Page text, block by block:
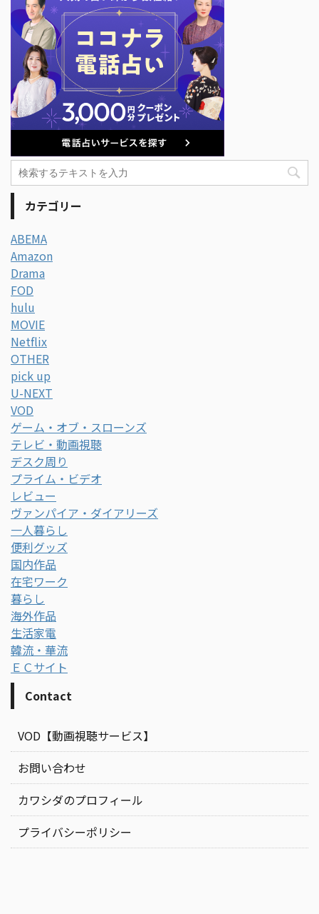
カテゴリー
ABEMA
Amazon
Drama
FOD
hulu
MOVIE
Netflix
OTHER
pick up
U-NEXT
VOD
ゲーム・オブ・スローンズ
テレビ・動画視聴
デスク周り
プライム・ビデオ
レビュー
ヴァンパイア・ダイアリーズ
一人暮らし
便利グッズ
国内作品
在宅ワーク
暮らし
海外作品
生活家電
韓流・華流
ＥＣサイト
Contact
VOD【動画視聴サービス】
お問い合わせ
カワシダのプロフィール
プライバシーポリシー